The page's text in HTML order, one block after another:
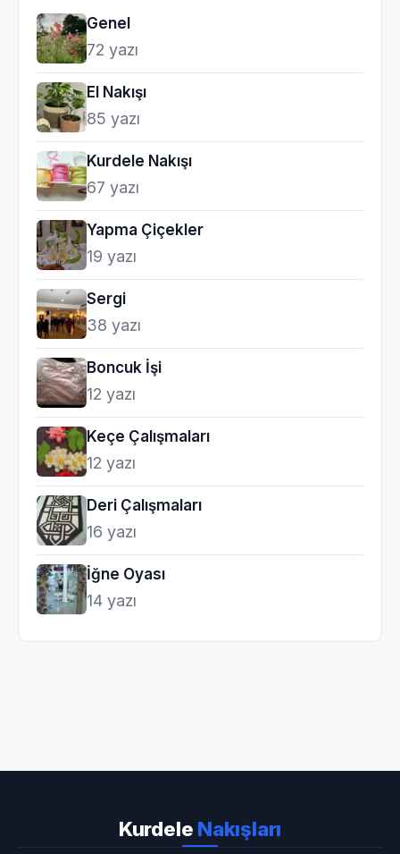
Genel
72 yazı
El Nakışı
85 yazı
Kurdele Nakışı
67 yazı
Yapma Çiçekler
19 yazı
Sergi
38 yazı
Boncuk İşi
12 yazı
Keçe Çalışmaları
12 yazı
Deri Çalışmaları
16 yazı
İğne Oyası
14 yazı
Kurdele Nakışları